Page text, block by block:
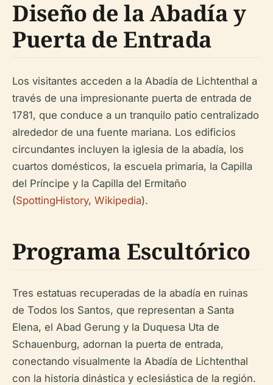
Diseño de la Abadía y
Puerta de Entrada
Los visitantes acceden a la Abadía de Lichtenthal a
través de una impresionante puerta de entrada de
1781, que conduce a un tranquilo patio centralizado
alrededor de una fuente mariana. Los edificios
circundantes incluyen la iglesia de la abadía, los
cuartos domésticos, la escuela primaria, la Capilla
del Príncipe y la Capilla del Ermitaño
(SpottingHistory, Wikipedia).
Programa Escultórico
Tres estatuas recuperadas de la abadía en ruinas
de Todos los Santos, que representan a Santa
Elena, el Abad Gerung y la Duquesa Uta de
Schauenburg, adornan la puerta de entrada,
conectando visualmente la Abadía de Lichtenthal
con la historia dinástica y eclesiástica de la región.